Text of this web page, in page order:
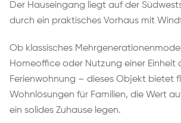
Der Hauseingang liegt auf der
durch ein praktisches Vorhaus mit
Ob klassisches
Homeoffice oder Nutzung einer Einheit
Ferienwohnung – dieses Objekt bietet
Wohnlösungen für Familien, die Wert
ein solides Zuhause legen.